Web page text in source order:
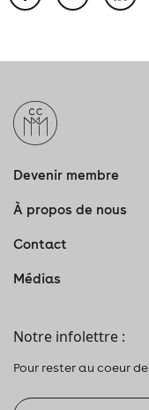
Devenir membre
À propos de nous
Contact
Médias
Notre infolettre :
Pour rester au coeur